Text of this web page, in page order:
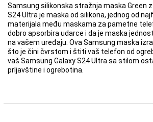
Samsung silikonska stražnja maska Green
S24 Ultra je maska od silikona, jednog od
materijala među maskama za pametne
dobro apsorbira udarce i da je maska
na vašem uređaju. Ova Samsung maska
što je čini čvrstom i štiti vaš telefon od
vaš Samsung Galaxy S24 Ultra sa stilom
prljavštine i ogrebotina.